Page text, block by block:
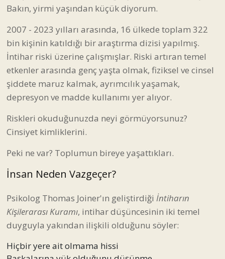
Bakın, yirmi yaşından küçük diyorum.
2007 - 2023 yılları arasında, 16 ülkede toplam 322
bin kişinin katıldığı bir araştırma dizisi yapılmış.
İntihar riski üzerine çalışmışlar. Riski artıran temel
etkenler arasında genç yaşta olmak, fiziksel ve cinsel
şiddete maruz kalmak, ayrımcılık yaşamak,
depresyon ve madde kullanımı yer alıyor.
Riskleri okuduğunuzda neyi görmüyorsunuz?
Cinsiyet kimliklerini.
Peki ne var? Toplumun bireye yaşattıkları.
İnsan Neden Vazgeçer?
Psikolog Thomas Joiner'ın geliştirdiği İntiharın
Kişilerarası Kuramı, intihar düşüncesinin iki temel
duyguyla yakından ilişkili olduğunu söyler:
Hiçbir yere ait olmama hissi